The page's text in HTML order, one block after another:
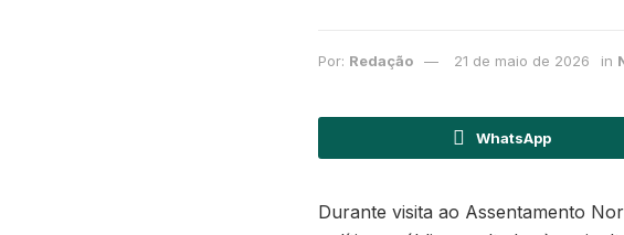
Por: Redação 21 de maio de 2026 in
WhatsApp
Durante visita ao Assentamento